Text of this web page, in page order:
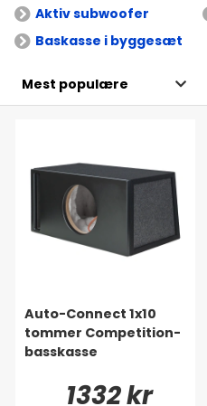
Aktiv subwoofer
Baskasse i byggesæt
Auto-Connect 1x10
tommer Competition-
basskasse
1332 kr